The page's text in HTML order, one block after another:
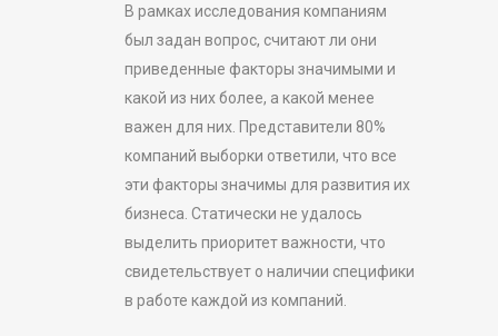
В рамках исследования компаниям
был задан вопрос, считают ли они
приведенные факторы значимыми и
какой из них более, а какой менее
важен для них. Представители 80%
компаний выборки ответили, что все
эти факторы значимы для развития их
бизнеса. Статически не удалось
выделить приоритет важности, что
свидетельствует о наличии специфики
в работе каждой из компаний.